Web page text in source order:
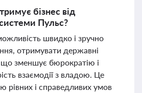
бізнес від
Пульс?
швидко і зручно
отримувати державні
зменшує бюрократію і
взаємодії з владою. Це
рівних і справедливих умов